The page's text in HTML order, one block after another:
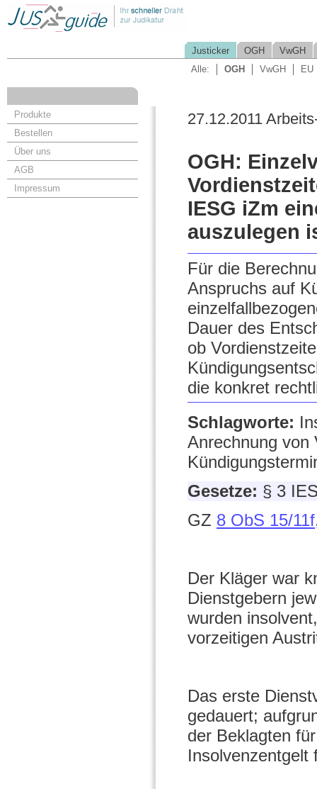
Justicker OGH
VwGH
Alle:
OGH VwGH EU
Produkte
Bestellen
Über uns
AGB
Impressum
27.12.2011
OGH:
IESG iZm
auszulegen
Für die
Anspruchs auf
Dauer des
ob
die konkret
Schlagworte:
Anrechnung von
Gesetze: § 3
GZ 8 ObS 15/11f
Der Kläger war
Dienstgebern
wurden
vorzeitigen
Das erste
gedauert;
der Beklagten
Insolvenzentgelt